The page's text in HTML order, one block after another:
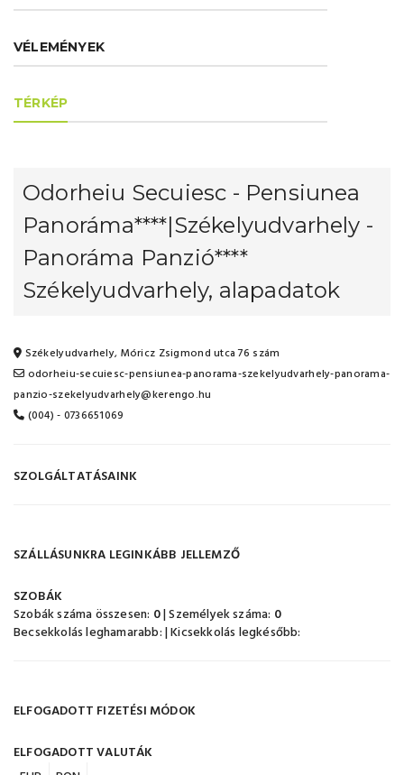
VÉLEMÉNYEK
TÉRKÉP
Odorheiu Secuiesc - Pensiunea
Panoráma****|Székelyudvarhely -
Panoráma Panzió****
Székelyudvarhely, alapadatok
Székelyudvarhely, Móricz Zsigmond utca 76 szám
odorheiu-secuiesc-pensiunea-panorama-szekelyudvarhely-panorama-
panzio-szekelyudvarhely@kerengo.hu
(004) - 0736651069
SZOLGÁLTATÁSAINK
SZÁLLÁSUNKRA LEGINKÁBB JELLEMZŐ
SZOBÁK
Szobák száma összesen: 0| Személyek száma: 0
Becsekkolás leghamarabb:| Kicsekkolás legkésőbb:
ELFOGADOTT FIZETÉSI MÓDOK
ELFOGADOTT VALUTÁK